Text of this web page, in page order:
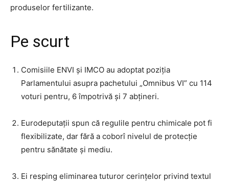
produselor fertilizante.
Pe scurt
Comisiile ENVI și IMCO au adoptat poziția
Parlamentului asupra pachetului „Omnibus VI” cu 114
voturi pentru, 6 împotrivă și 7 abțineri.
Eurodeputații spun că regulile pentru chimicale pot fi
flexibilizate, dar fără a coborî nivelul de protecție
pentru sănătate și mediu.
Ei resping eliminarea tuturor cerințelor privind textul